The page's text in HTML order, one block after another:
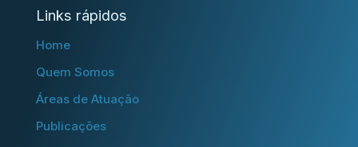
Links rápidos
Home
Quem Somos
Áreas de Atuação
Publicações